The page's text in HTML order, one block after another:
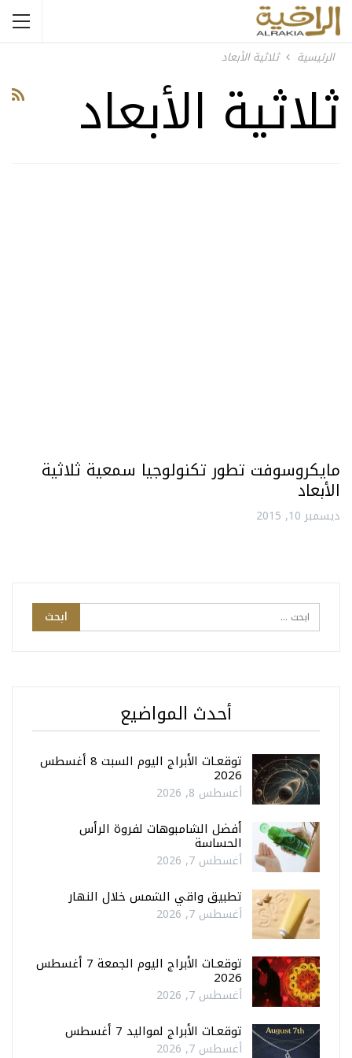
الرئيسية ثلاثية الأبعاد
ثلاثية الأبعاد
مايكروسوفت تطور تكنولوجيا سمعية ثلاثية
الأبعاد
ديسمبر 10, 2015
أحدث المواضيع
توقعـات الأبراج اليوم السبت 8 أغسطس
2026
أغسطس 8, 2026
أفضل الشامبوهات لفروة الرأس
الحساسة
أغسطس 7, 2026
تطبيق واقي الشمس خلال النهار
أغسطس 7, 2026
توقعـات الأبراج اليوم الجمعة 7 أغسطس
2026
أغسطس 7, 2026
توقعـات الأبراج لمواليد 7 أغسطس
أغسطس 7, 2026